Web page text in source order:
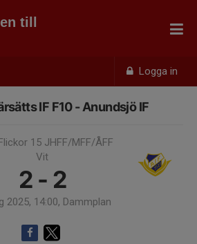
Logga in
till
IF F10 - Anundsjö IF
15 JHFF/MFF/ÅFF
Vit
2 - 2
2025, 14:00, Dammplan